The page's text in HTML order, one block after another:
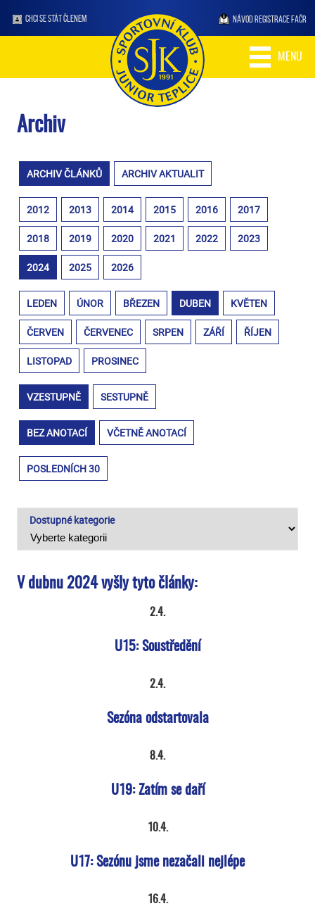
CHCI SE STÁT ČLENEM NÁVOD REGISTRACE FAČR
MENU
Archiv
ARCHIV ČLÁNKŮ ARCHIV AKTUALIT
2012 2013 2014 2015 2016 2017
2018 2019 2020 2021 2022 2023
2024 2025 2026
LEDEN ÚNOR BŘEZEN DUBEN KVĚTEN
ČERVEN ČERVENEC SRPEN ZÁŘÍ ŘÍJEN
LISTOPAD PROSINEC
VZESTUPNĚ SESTUPNĚ
BEZ ANOTACÍ VČETNĚ ANOTACÍ
POSLEDNÍCH 30
Dostupné kategorie
V dubnu 2024 vyšly tyto články:
2.4.
U15: Soustředění
2.4.
Sezóna odstartovala
8.4.
U19: Zatím se daří
10.4.
U17: Sezónu jsme nezačali nejlépe
16.4.